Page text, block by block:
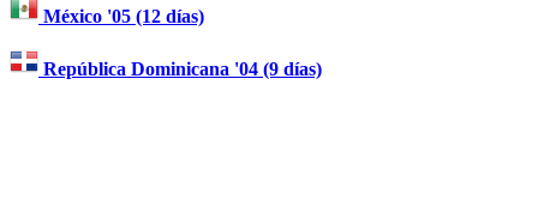
México '05 (12 días)
República Dominicana '04 (9 días)